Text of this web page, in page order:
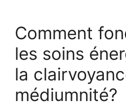
Comment
les soins
la
médiumnité?